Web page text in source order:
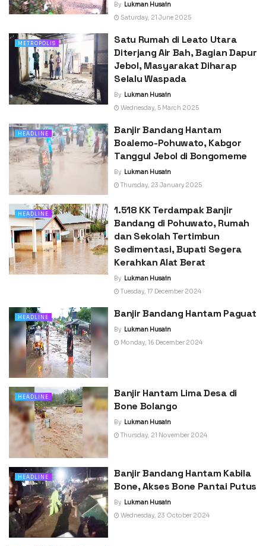
By Lukman Husain
Saturday, 21 June 2025
METROPOLIS
Satu Rumah di Leato Utara
Diterjang Air Bah, Bagian Dapur
Jebol, Masyarakat Diharap
Selalu Waspada
By Lukman Husain
Wednesday, 5 March 2025
HEADLINE
Banjir Bandang Hantam
Boalemo-Pohuwato, Kabgor
Tanggul Jebol di Bongomeme
By Lukman Husain
Thursday, 23 January 2025
HEADLINE
1.518 KK Terdampak Banjir
Bandang di Pohuwato, Rumah
dan Sekolah Tertimbun
Sedimentasi, Bupati Segera
Kerahkan Alat Berat
By Lukman Husain
Tuesday, 17 December 2024
HEADLINE Banjir Bandang Hantam Paguat
By Lukman Husain
Monday, 16 December 2024
HEADLINE
Banjir Hantam Lima Desa di
Bone Bolango
By Lukman Husain
Thursday, 21 November 2024
HEADLINE
Banjir Bandang Hantam Kabila
Bone, Akses Bone Pantai Putus
By Lukman Husain
Wednesday, 23 October 2024